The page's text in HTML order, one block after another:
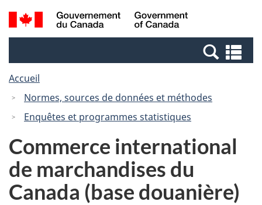
Passer
au
Passer
à
Canada
Recherche
et
et
Accueil
Normes, sources de données et méthodes
Enquêtes et programmes statistiques
Commerce international
de marchandises du
Canada (base douanière)